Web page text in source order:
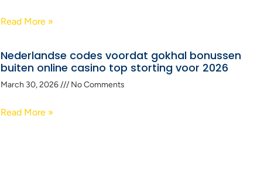
Read More »
Nederlandse codes voordat gokhal bonussen
buiten online casino top storting voor 2026
March 30, 2026 No Comments
Read More »